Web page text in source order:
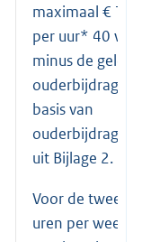
maximaal €
per uur* 40
minus de
ouderbijdrage
basis van
uit Bijlage 2.
Voor de tweede
uren per week*